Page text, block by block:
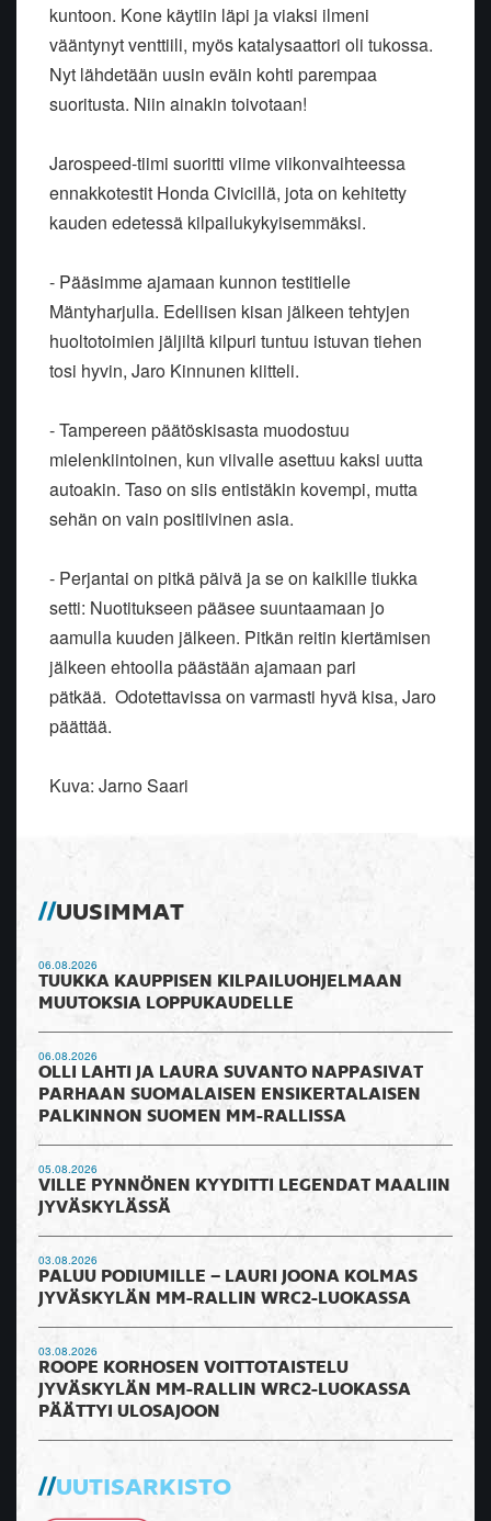
kuntoon. Kone käytiin läpi ja viaksi ilmeni
vääntynyt venttiili, myös katalysaattori oli tukossa.
Nyt lähdetään uusin eväin kohti parempaa
suoritusta. Niin ainakin toivotaan!
Jarospeed-tiimi suoritti viime viikonvaihteessa
ennakkotestit Honda Civicillä, jota on kehitetty
kauden edetessä kilpailukykyisemmäksi.
- Pääsimme ajamaan kunnon testitielle
Mäntyharjulla. Edellisen kisan jälkeen tehtyjen
huoltotoimien jäljiltä kilpuri tuntuu istuvan tiehen
tosi hyvin, Jaro Kinnunen kiitteli.
- Tampereen päätöskisasta muodostuu
mielenkiintoinen, kun viivalle asettuu kaksi uutta
autoakin. Taso on siis entistäkin kovempi, mutta
sehän on vain positiivinen asia.
- Perjantai on pitkä päivä ja se on kaikille tiukka
setti: Nuotitukseen pääsee suuntaamaan jo
aamulla kuuden jälkeen. Pitkän reitin kiertämisen
jälkeen ehtoolla päästään ajamaan pari
pätkää. Odotettavissa on varmasti hyvä kisa, Jaro
päättää.
Kuva: Jarno Saari
UUSIMMAT
06.08.2026
TUUKKA KAUPPISEN KILPAILUOHJELMAAN
MUUTOKSIA LOPPUKAUDELLE
06.08.2026
OLLI LAHTI JA LAURA SUVANTO NAPPASIVAT
PARHAAN SUOMALAISEN ENSIKERTALAISEN
PALKINNON SUOMEN MM-RALLISSA
05.08.2026
VILLE PYNNÖNEN KYYDITTI LEGENDAT MAALIIN
JYVÄSKYLÄSSÄ
03.08.2026
PALUU PODIUMILLE – LAURI JOONA KOLMAS
JYVÄSKYLÄN MM-RALLIN WRC2-LUOKASSA
03.08.2026
ROOPE KORHOSEN VOITTOTAISTELU
JYVÄSKYLÄN MM-RALLIN WRC2-LUOKASSA
PÄÄTTYI ULOSAJOON
UUTISARKISTO